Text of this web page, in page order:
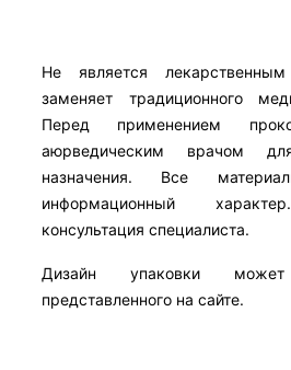
Не является
заменяет традиционного
Перед применением
аюрведическим врачом
назначения. Все
информационный
консультация специалиста.
Дизайн упаковки
представленного на сайте.